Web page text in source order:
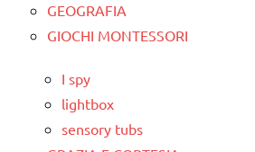
GEOGRAFIA
GIOCHI MONTESSORI
I spy
lightbox
sensory tubs